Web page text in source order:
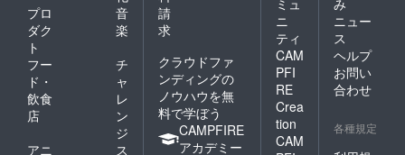
プロ
ダク
ト
音
楽
フー
ド・
飲食
店
チ
ャ
レ
ン
ジ
アニ
ス
請
求
クラウドファ
ンディングの
ノウハウを無
料で学ぼう
CAMPFIRE
アカデミー
ニ
ティ
CAM
PFI
RE
Crea
tion
CAM
ニュー
ス
ヘルプ
お問い
合わせ
各種規定